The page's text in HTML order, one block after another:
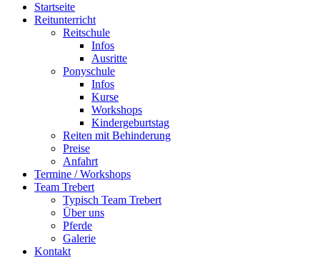
Startseite
Reitunterricht
Reitschule
Infos
Ausritte
Ponyschule
Infos
Kurse
Workshops
Kindergeburtstag
Reiten mit Behinderung
Preise
Anfahrt
Termine / Workshops
Team Trebert
Typisch Team Trebert
Über uns
Pferde
Galerie
Kontakt